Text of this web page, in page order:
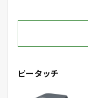
ピータッチ